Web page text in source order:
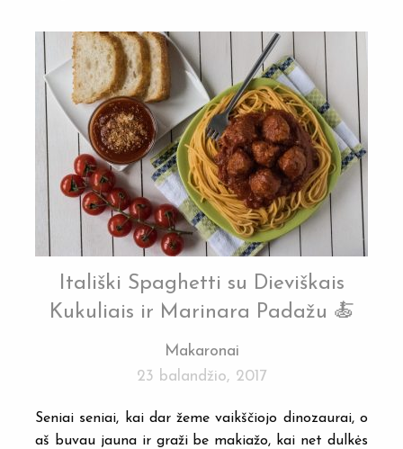
Itališki Spaghetti su Dieviškais
Kukuliais ir Marinara Padažu 🍝
Makaronai
23 balandžio, 2017
Seniai seniai, kai dar žeme vaikščiojo dinozaurai, o
aš buvau jauna ir graži be makiažo, kai net dulkės